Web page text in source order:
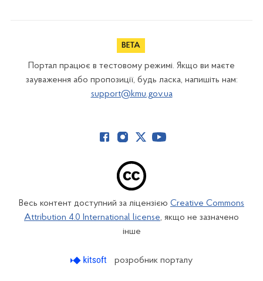
Портал працює в тестовому режимі. Якщо ви маєте
зауваження або пропозиції, будь ласка, напишіть нам:
support@kmu.gov.ua
Весь контент доступний за ліцензією Creative Commons
Attribution 4.0 International license, якщо не зазначено
інше
розробник порталу